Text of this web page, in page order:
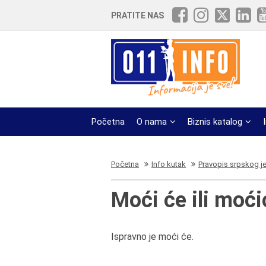
PRATITE NAS
Početna O nama Biznis katalog
Početna Info kutak Pravopis srpskog
Moći će ili
Ispravno je moći će.